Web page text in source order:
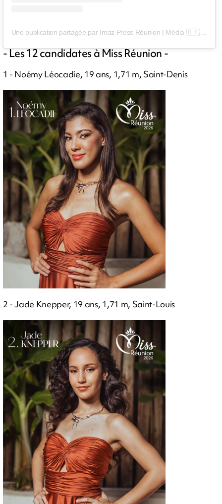
Une publication partagée par Imaz Press Réunion | Média 🇷🇪 (@imazpressreunion)
- Les 12 candidates à Miss Réunion -
1 - Noémy Léocadie, 19 ans, 1,71 m, Saint-Denis
2 - Jade Knepper, 19 ans, 1,71 m, Saint-Louis